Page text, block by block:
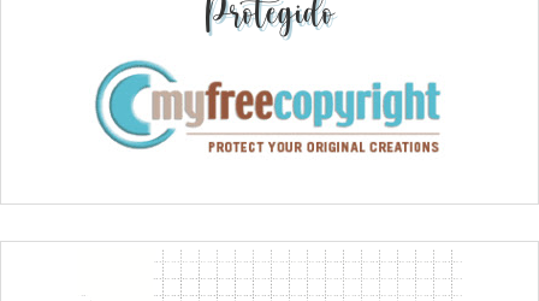
Protegido